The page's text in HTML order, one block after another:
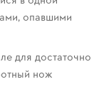
опавшими
для достаточно
нож